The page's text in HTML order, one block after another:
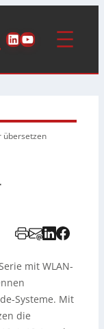
LinkedIn
YouTube
übersetzen
mit WLAN-
Systeme. Mit
die